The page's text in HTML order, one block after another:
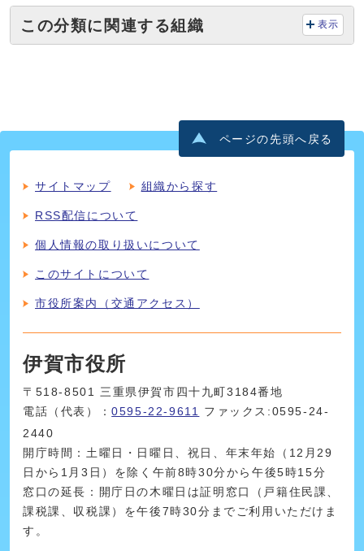
この分類に関連する組織 表示
ページの先頭へ戻る
サイトマップ 組織から探す
RSS配信について
個人情報の取り扱いについて
このサイトについて
市役所案内（交通アクセス）
伊賀市役所
〒518-8501 三重県伊賀市四十九町3184番地
電話（代表）：0595-22-9611
ファックス:0595-24-
2440
開庁時間：土曜日・日曜日、祝日、年末年始（12月29
日から1月3日）を除く午前8時30分から午後5時15分
窓口の延長：開庁日の木曜日は証明窓口（戸籍住民課、
課税課、収税課）を午後7時30分までご利用いただけま
す。